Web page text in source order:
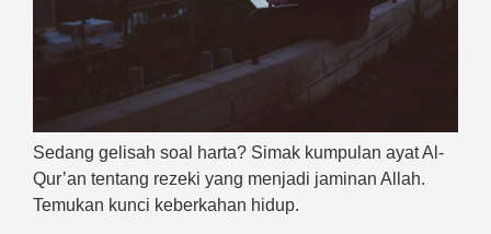
Sedang gelisah soal harta? Simak kumpulan ayat Al-
Qur’an tentang rezeki yang menjadi jaminan Allah.
Temukan kunci keberkahan hidup.